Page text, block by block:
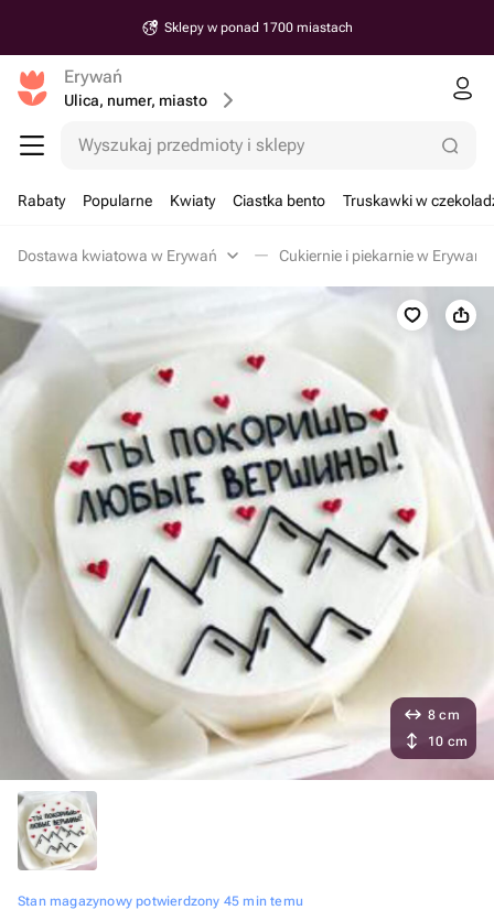
Sklepy w ponad 1700 miastach
Erywań
Ulica, numer, miasto
Wyszukaj przedmioty i sklepy
Rabaty Popularne Kwiaty Ciastka bento Truskawki w
Dostawa kwiatowa w Erywań Cukiernie i piekarnie w Erywań
Stan magazynowy potwierdzony 45 min temu
8 cm
10 cm